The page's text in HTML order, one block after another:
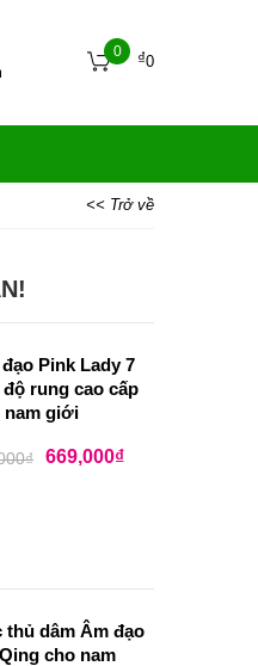
0
0
₫
<< Trở về
Pink Lady 7
độ rung cao cấp
nam giới
₫ 669,000₫
thủ dâm Âm đạo
cho nam